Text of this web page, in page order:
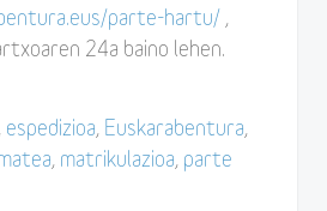
parte-hartu/ ,
24a baino lehen.
, espedizioa, Euskarabentura,
, matrikulazioa, parte